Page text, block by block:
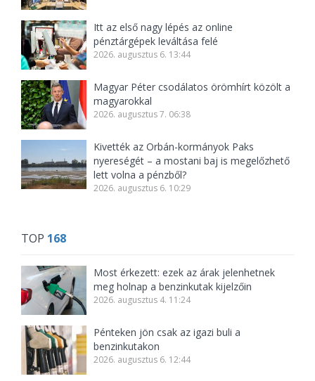
Itt az első nagy lépés az online
pénztárgépek leváltása felé
2026. augusztus 6. 13:44
Magyar Péter csodálatos örömhírt közölt a
magyarokkal
2026. augusztus 7. 06:38
Kivették az Orbán-kormányok Paks
nyereségét – a mostani baj is megelőzhető
lett volna a pénzből?
2026. augusztus 6. 10:29
TOP 168
Most érkezett: ezek az árak jelenhetnek
meg holnap a benzinkutak kijelzőin
2026. augusztus 4. 11:24
Pénteken jön csak az igazi buli a
benzinkutakon
2026. augusztus 6. 12:44